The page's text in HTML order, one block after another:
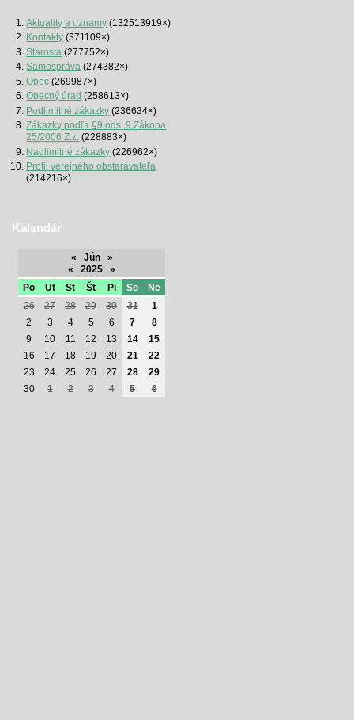
Aktuality a oznamy (132513919×)
Kontakty (371109×)
Starosta (277752×)
Samospráva (274382×)
Obec (269987×)
Obecný úrad (258613×)
Podlimitné zákazky (236634×)
Zákazky podľa §9 ods. 9 Zákona
25/2006 Z.z. (228883×)
Nadlimitné zákazky (226962×)
Profil verejného obstarávateľa
(214216×)
Kalendár
« Jún
»
«
2025
»
Po
Ut St Št Pi So
Ne
26
27 28 29 30 31
1
2
3 4 5 6 7
8
9
10 11 12 13 14
15
16
17 18 19 20 21
22
23
24 25 26 27 28
29
30
1 2 3 4 5 6